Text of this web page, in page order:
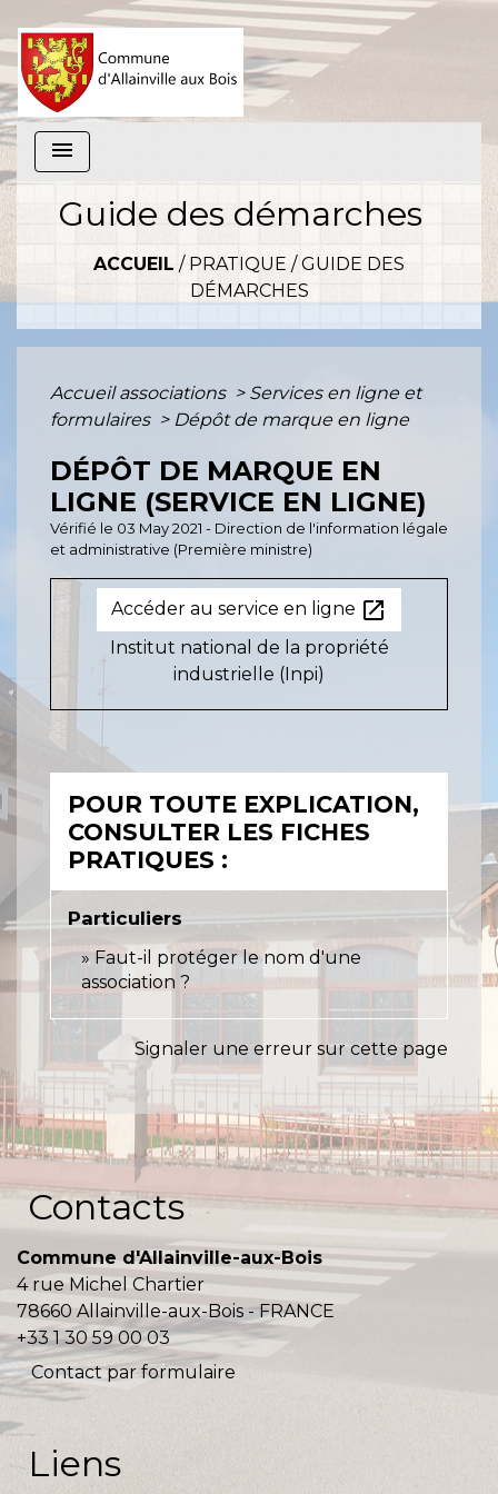
menu
Guide des démarches
ACCUEIL / PRATIQUE /GUIDE DES
DÉMARCHES
Accueil associations > Services en ligne et
formulaires > Dépôt de marque en ligne
DÉPÔT DE MARQUE EN
LIGNE (SERVICE EN LIGNE)
Vérifié le 03 May 2021 - Direction de l'information légale
et administrative (Première ministre)
Accéder au service en ligne open_in_new
Institut national de la propriété
industrielle (Inpi)
POUR TOUTE EXPLICATION,
CONSULTER LES FICHES
PRATIQUES :
Particuliers
Faut-il protéger le nom d'une
association ?
Signaler une erreur sur cette page
Contacts
Commune d'Allainville-aux-Bois
4 rue Michel Chartier
78660 Allainville-aux-Bois - FRANCE
+33 1 30 59 00 03
Contact par formulaire
Liens